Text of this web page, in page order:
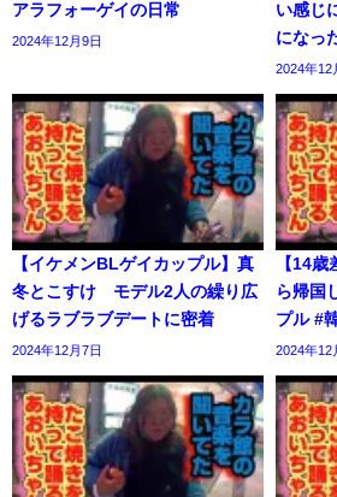
アラフォーゲイの日常
2024年12月9日
い感じ
になっ
2024年12
【イケメンBLゲイカップル】真
冬とこすけ モデル2人の繰り広
げるラブラブデートに密着
2024年12月7日
【14
ら帰国
プル #
2024年12